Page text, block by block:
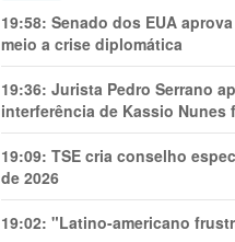
19:58: Senado dos EUA
meio a crise diplomática
19:36: Jurista Pedro Serrano
interferência de Kassio Nunes
19:09: TSE cria conselho
de 2026
19:02: "Latino-americano